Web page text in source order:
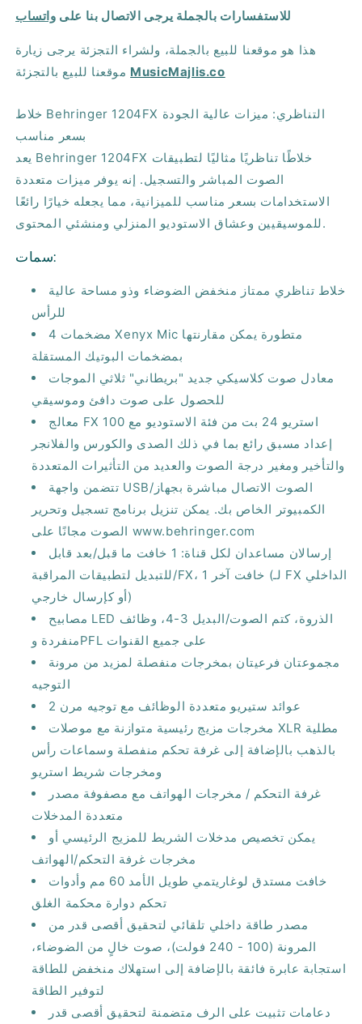
1204FX
1204FX
للاستفسارات بالجملة يرجى الاتصال بنا على واتساب
هذا هو موقعنا للبيع بالجملة، ولشراء التجزئة يرجى زيارة
MusicMajlis.co
خلاط Behringer 1204FX التناظري: ميزات عالية الجودة
بسعر مناسب
يعد Behringer 1204FX خلاطًا تناظريًا مثاليًا لتطبيقات
الصوت المباشر والتسجيل. إنه يوفر ميزات متعددة
الاستخدامات بسعر مناسب للميزانية، مما يجعله خيارًا رائعًا
للموسيقيين وعشاق الاستوديو المنزلي ومنشئي المحتوى.
سمات:
خلاط تناظري ممتاز منخفض الضوضاء وذو مساحة عالية
للرأس
4 مضخمات Xenyx Mic متطورة يمكن مقارنتها
بمضخمات البوتيك المستقلة
معادل صوت كلاسيكي جديد "بريطاني" ثلاثي الموجات
للحصول على صوت دافئ وموسيقي
معالج FX استريو 24 بت من فئة الاستوديو مع 100
إعداد مسبق رائع بما في ذلك الصدى والكورس والفلانجر
والتأخير ومغير درجة الصوت والعديد من التأثيرات المتعددة
تتضمن واجهة USB/الصوت الاتصال مباشرة بجهاز
الكمبيوتر الخاص بك. يمكن تنزيل برنامج تسجيل وتحرير
الصوت مجانًا على www.behringer.com
إرسالان مساعدان لكل قناة: 1 خافت ما قبل/بعد قابل
للتبديل لتطبيقات المراقبة/FX، 1 خافت آخر (لـ FX الداخلي
أو كإرسال خارجي)
مصابيح LED الذروة، كتم الصوت/البديل 3-4، وظائف
منفردة وPFL على جميع القنوات
مجموعتان فرعيتان بمخرجات منفصلة لمزيد من مرونة
التوجيه
2 عوائد ستيريو متعددة الوظائف مع توجيه مرن
مخرجات مزيج رئيسية متوازنة مع موصلات XLR مطلية
بالذهب بالإضافة إلى غرفة تحكم منفصلة وسماعات رأس
ومخرجات شريط استريو
غرفة التحكم / مخرجات الهواتف مع مصفوفة مصدر
متعددة المدخلات
يمكن تخصيص مدخلات الشريط للمزيج الرئيسي أو
مخرجات غرفة التحكم/الهواتف
خافت مستدق لوغاريتمي طويل الأمد 60 مم وأدوات
تحكم دوارة محكمة الغلق
مصدر طاقة داخلي تلقائي لتحقيق أقصى قدر من
المرونة (100 - 240 فولت)، صوت خالٍ من الضوضاء،
استجابة عابرة فائقة بالإضافة إلى استهلاك منخفض للطاقة
لتوفير الطاقة
دعامات تثبيت على الرف متضمنة لتحقيق أقصى قدر